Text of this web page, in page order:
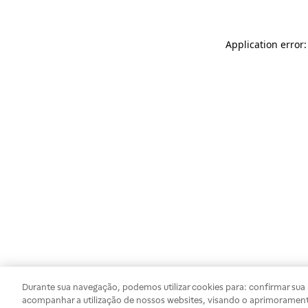
Application
Durante sua navegação, podemos utilizar cookies para: confirmar
acompanhar a utilização de nossos websites, visando o